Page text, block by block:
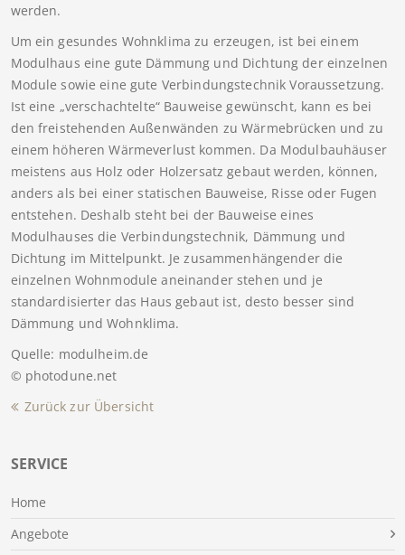
SERVICE
Home
Angebote
werden.
Um ein gesundes Wohnklima zu erzeugen, ist bei einem
Modulhaus eine gute Dämmung und Dichtung der einzelnen
Module sowie eine gute Verbindungstechnik Voraussetzung.
Ist eine „verschachtelte“ Bauweise gewünscht, kann es bei
den freistehenden Außenwänden zu Wärmebrücken und zu
einem höheren Wärmeverlust kommen. Da Modulbauhäuser
meistens aus Holz oder Holzersatz gebaut werden, können,
anders als bei einer statischen Bauweise, Risse oder Fugen
entstehen. Deshalb steht bei der Bauweise eines
Modulhauses die Verbindungstechnik, Dämmung und
Dichtung im Mittelpunkt. Je zusammenhängender die
einzelnen Wohnmodule aneinander stehen und je
standardisierter das Haus gebaut ist, desto besser sind
Dämmung und Wohnklima.
Quelle: modulheim.de
© photodune.net
Zurück zur Übersicht